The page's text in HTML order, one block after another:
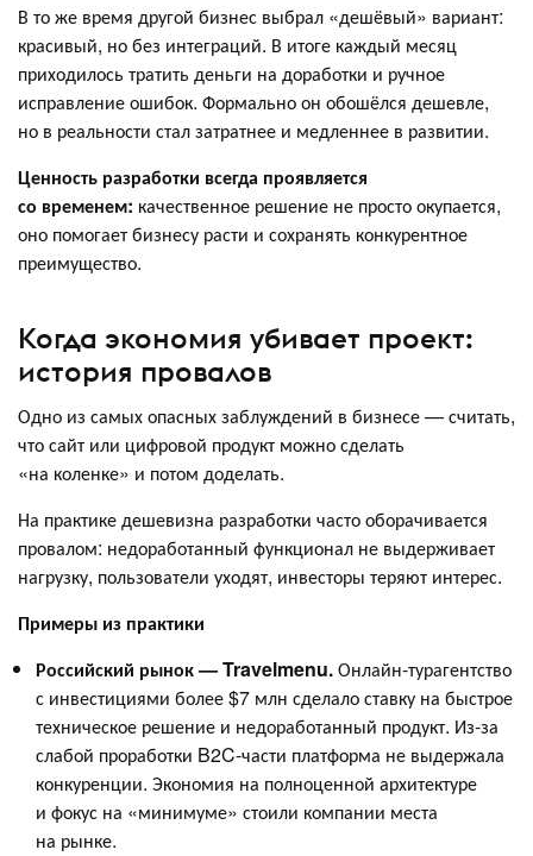
В то же время другой бизнес выбрал «дешёвый» вариант:
красивый, но без интеграций. В итоге каждый месяц
приходилось тратить деньги на доработки и ручное
исправление ошибок. Формально он обошёлся дешевле,
но в реальности стал затратнее и медленнее в развитии.
Ценность разработки всегда проявляется
со временем: качественное решение не просто окупается,
оно помогает бизнесу расти и сохранять конкурентное
преимущество.
Когда экономия убивает проект:
история провалов
Одно из самых опасных заблуждений в бизнесе — считать,
что сайт или цифровой продукт можно сделать
«на коленке» и потом доделать.
На практике дешевизна разработки часто оборачивается
провалом: недоработанный функционал не выдерживает
нагрузку, пользователи уходят, инвесторы теряют интерес.
Примеры из практики
Российский рынок — Travelmenu.Онлайн-турагентство
с инвестициями более $7 млн сделало ставку на быстрое
техническое решение и недоработанный продукт. Из-за
слабой проработки B2C-части платформа не выдержала
конкуренции. Экономия на полноценной архитектуре
и фокус на «минимуме» стоили компании места
на рынке.